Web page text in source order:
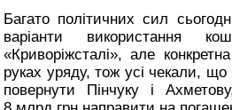
Багато політичних сил
варіанти використання
«Криворіжсталі», але
руках уряду, тож усі чекали,
повернути Пінчуку і